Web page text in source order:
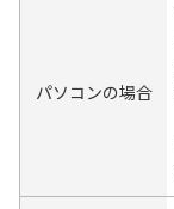
パソコンの場合